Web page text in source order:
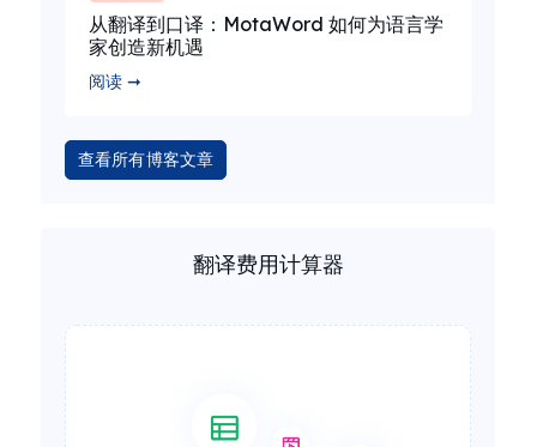
从翻译到口译：MotaWord 如何为语言学
家创造新机遇
阅读 ➞
查看所有博客文章
翻译费用计算器